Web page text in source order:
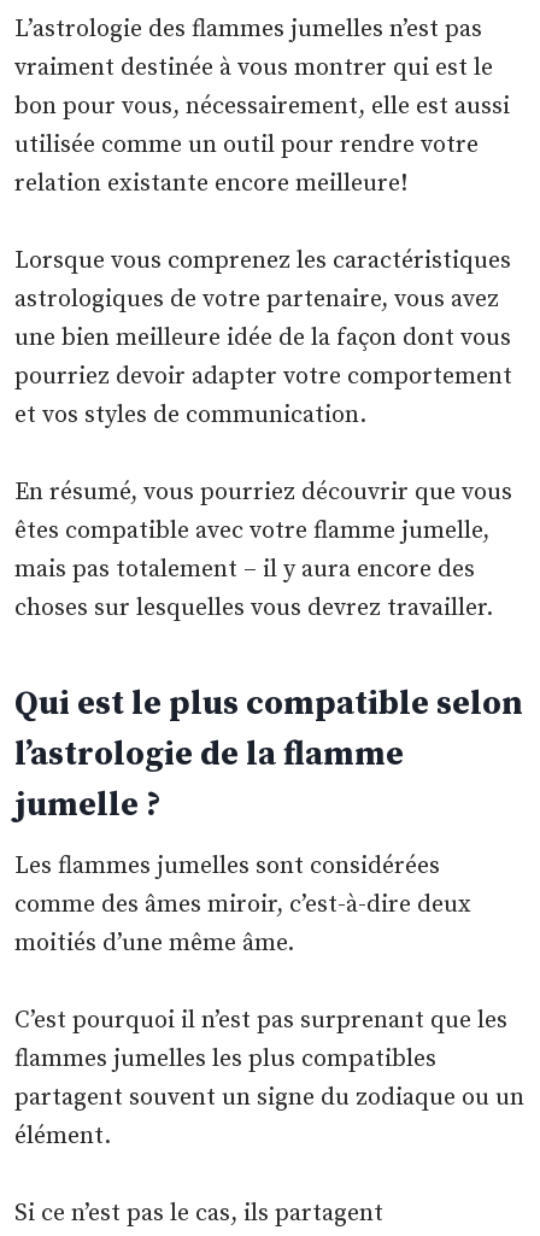
L’astrologie des flammes jumelles n’est pas
vraiment destinée à vous montrer qui est le
bon pour vous, nécessairement, elle est aussi
utilisée comme un outil pour rendre votre
relation existante encore meilleure!
Lorsque vous comprenez les caractéristiques
astrologiques de votre partenaire, vous avez
une bien meilleure idée de la façon dont vous
pourriez devoir adapter votre comportement
et vos styles de communication.
En résumé, vous pourriez découvrir que vous
êtes compatible avec votre flamme jumelle,
mais pas totalement – il y aura encore des
choses sur lesquelles vous devrez travailler.
Qui est le plus compatible selon
l’astrologie de la flamme
jumelle ?
Les flammes jumelles sont considérées
comme des âmes miroir, c’est-à-dire deux
moitiés d’une même âme.
C’est pourquoi il n’est pas surprenant que les
flammes jumelles les plus compatibles
partagent souvent un signe du zodiaque ou un
élément.
Si ce n’est pas le cas, ils partagent